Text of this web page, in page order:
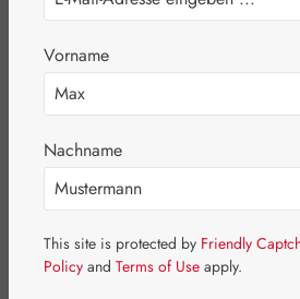
Bildergalerie überspringen
Vorname
Nachname
This site is protected by Friendly
Policy and Terms of Use apply.